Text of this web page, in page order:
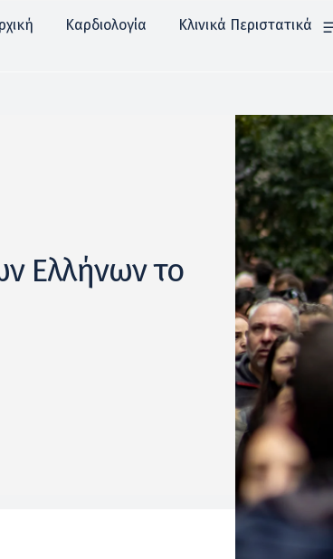
Καρδιολογία Κλινικά Περιστατικά
Ελλήνων το